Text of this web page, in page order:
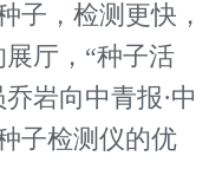
子，检测更快，
厅，“种子活
岩向中青报·中
子检测仪的优